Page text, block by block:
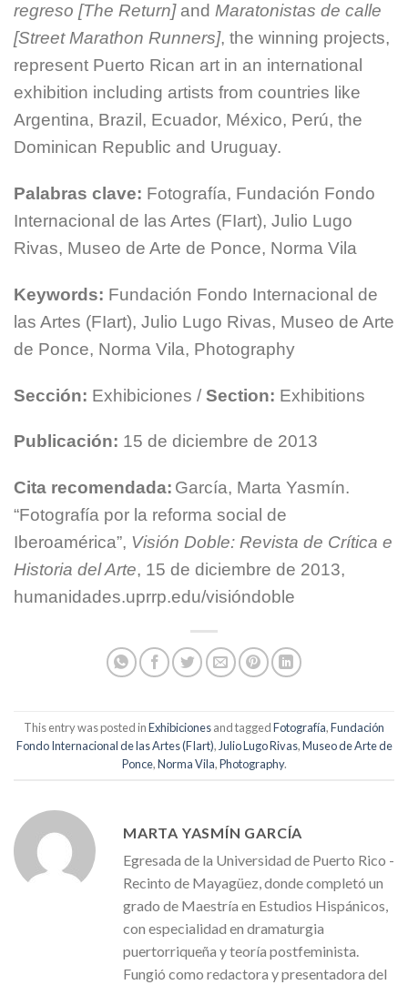
regreso [The Return]and Maratonistas de calle
[Street Marathon Runners], the winning projects,
represent Puerto Rican art in an international
exhibition including artists from countries like
Argentina, Brazil, Ecuador, México, Perú, the
Dominican Republic and Uruguay.
Palabras clave: Fotografía, Fundación Fondo
Internacional de las Artes (FIart), Julio Lugo
Rivas, Museo de Arte de Ponce, Norma Vila
Keywords: Fundación Fondo Internacional de
las Artes (FIart), Julio Lugo Rivas, Museo de Arte
de Ponce, Norma Vila, Photography
Sección: Exhibiciones / Section: Exhibitions
Publicación: 15 de diciembre de 2013
Cita recomendada: García, Marta Yasmín.
“Fotografía por la reforma social de
Iberoamérica”, Visión Doble: Revista de Crítica e
Historia del Arte, 15 de diciembre de 2013,
humanidades.uprrp.edu/visióndoble
This entry was posted inExhibicionesand taggedFotografía,Fundación
Fondo Internacional de las Artes (FIart), Julio Lugo Rivas,Museo de Arte de
Ponce,Norma Vila,Photography.
MARTA YASMÍN GARCÍA
Egresada de la Universidad de Puerto Rico -
Recinto de Mayagüez, donde completó un
grado de Maestría en Estudios Hispánicos,
con especialidad en dramaturgia
puertorriqueña y teoría postfeminista.
Fungió como redactora y presentadora del